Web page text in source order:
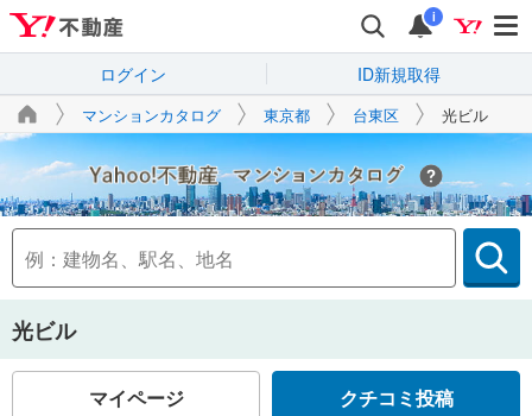
i
ログイン ID新規取得
マンションカタログ 東京都 台東区 光ビル
Yahoo!不動産
光ビル
マイページ クチコミ投稿